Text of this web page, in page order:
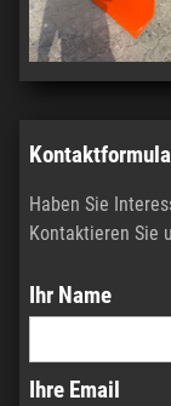
Haben Sie
Kontaktieren Sie
Ihr Name
Ihre Email